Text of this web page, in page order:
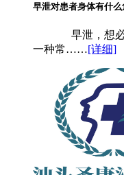
早泄对患者身体有什么
早泄，想必很
一种常……[详细]